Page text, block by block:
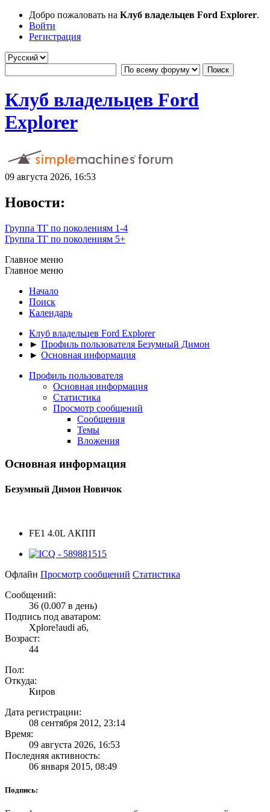
Добро пожаловать на Клуб владельцев Ford Explorer.
Войти
Регистрация
Клуб владельцев Ford
Explorer
09 августа 2026, 16:53
Новости:
Группа ТГ по поколениям 1-4
Группа ТГ по поколениям 5+
Главное меню
Главное меню
Начало
Поиск
Календарь
Клуб владельцев Ford Explorer
► Профиль пользователя Безумный Димон
► Основная информация
Профиль пользователя
Основная информация
Статистика
Просмотр сообщений
Сообщения
Темы
Вложения
Основная информация
Безумный Димон Новичок
FE1 4.0L АКПП
Офлайн Просмотр сообщений Статистика
Сообщений:
36 (0.007 в день)
Подпись под аватаром:
Xplore!audi a6,
Возраст:
44
Пол:
Откуда:
Киров
Дата регистрации:
08 сентября 2012, 23:14
Время:
09 августа 2026, 16:53
Последняя активность:
06 января 2015, 08:49
Подпись: